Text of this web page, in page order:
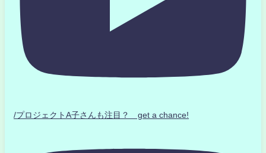
/プロジェクトA子さんも注目？ get a chance!